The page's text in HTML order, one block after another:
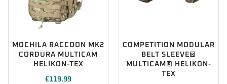
MOCHILA RACCOON MK2
CORDURA MULTICAM
HELIKON-TEX
€119.99
COMPETITION MODULAR
BELT SLEEVE®
MULTICAM® HELIKON-
TEX